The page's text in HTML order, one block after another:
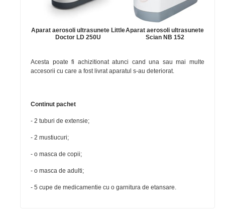
Aparat aerosoli ultrasunete Little
Doctor LD 250U
Aparat aerosoli ultrasunete
Scian NB 152
Acesta poate fi achizitionat atunci cand una sau mai multe
accesorii cu care a fost livrat aparatul s-au deteriorat.
Continut pachet
- 2 tuburi de extensie;
- 2 mustiucuri;
- o masca de copii;
- o masca de adulti;
- 5 cupe de medicamentie cu o garnitura de etansare.